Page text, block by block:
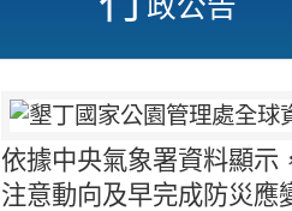
依據中央氣象署資料顯示
注意動向及早完成防災應